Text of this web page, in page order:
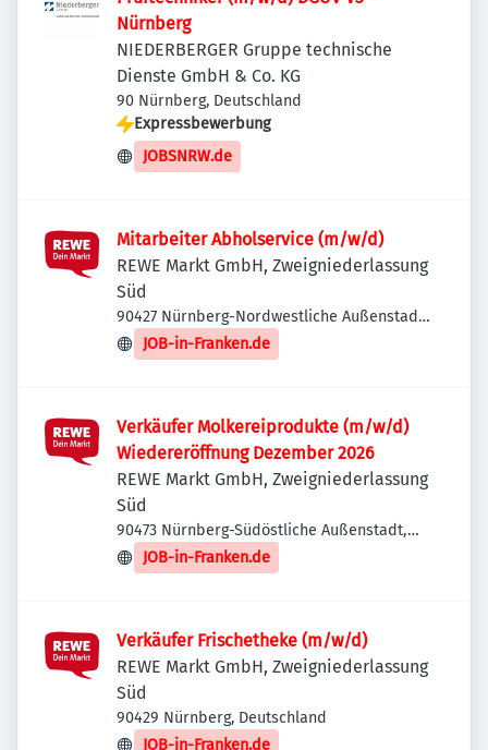
Nürnberg
NIEDERBERGER Gruppe technische
Dienste GmbH & Co. KG
90 Nürnberg, Deutschland
Expressbewerbung
JOBSNRW.de
Mitarbeiter Abholservice (m/w/d)
REWE Markt GmbH, Zweigniederlassung
Süd
90427 Nürnberg-Nordwestliche Außenstadt,
Deutschland
JOB-in-Franken.de
Verkäufer Molkereiprodukte (m/w/d)
Wiedereröffnung Dezember 2026
REWE Markt GmbH, Zweigniederlassung
Süd
90473 Nürnberg-Südöstliche Außenstadt,
Deutschland
JOB-in-Franken.de
Verkäufer Frischetheke (m/w/d)
REWE Markt GmbH, Zweigniederlassung
Süd
90429 Nürnberg, Deutschland
JOB-in-Franken.de